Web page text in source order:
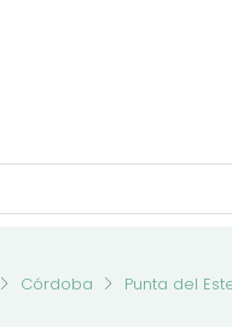
Córdoba Punta del